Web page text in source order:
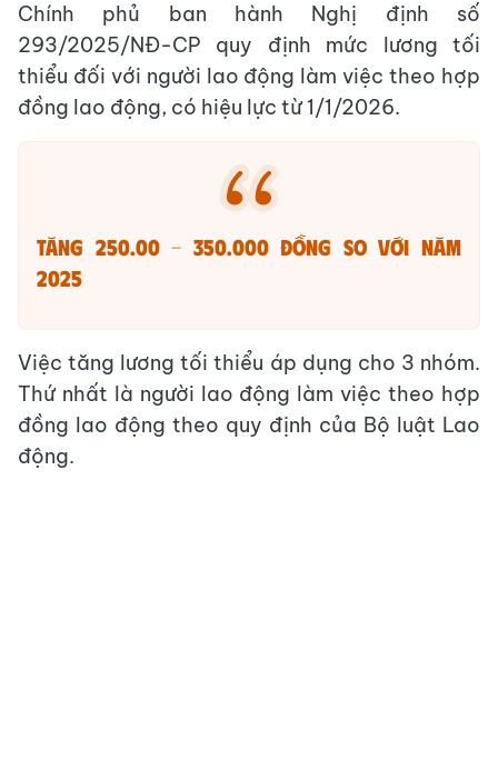
Chính phủ ban hành Nghị định số
293/2025/NĐ-CP quy định mức lương tối
thiểu đối với người lao động làm việc theo hợp
đồng lao động, có hiệu lực từ 1/1/2026.
TĂNG 250.00 - 350.000 ĐỒNG SO VỚI NĂM
2025
Việc tăng lương tối thiểu áp dụng cho 3 nhóm.
Thứ nhất là người lao động làm việc theo hợp
đồng lao động theo quy định của Bộ luật Lao
động.